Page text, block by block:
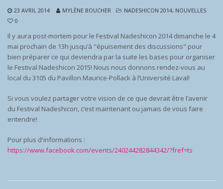
23 AVRIL 2014 MYLÈNE BOUCHER NADESHICON 2014, NOUVELLES
0
Il y aura post-mortem pour le Festival Nadeshicon 2014 dimanche le 4
mai prochain de 13h jusqu’à "épuisement des discussions" pour
bien préparer ce qui deviendra par la suite les bases pour organiser
le Festival Nadeshicon 2015! Nous nous donnons rendez-vous au
local du 3105 du Pavillon Maurice-Pollack à l’Université Laval!
Si vous voulez partager votre vision de ce que devrait être l’avenir
du Festival Nadeshicon, c’est maintenant ou jamais de vous faire
entendre!
Pour plus d'informations :
https://www.facebook.com/events/240244282844342/?fref=ts